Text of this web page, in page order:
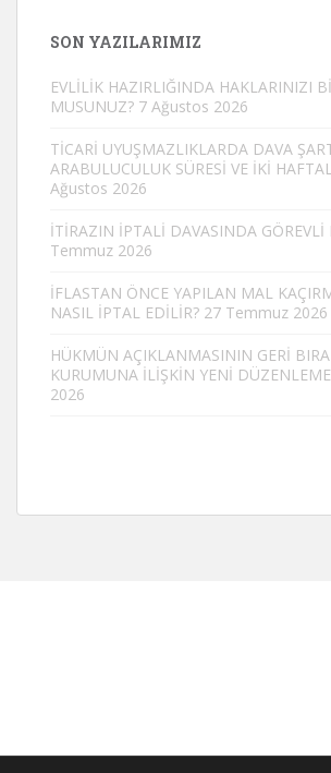
SON YAZILARIMIZ
EVLİLİK HAZIRLIĞINDA HAKLARINIZI
MUSUNUZ? 7 Ağustos 2026
TİCARİ UYUŞMAZLIKLARDA DAVA
ARABULUCULUK SÜRESİ VE İKİ
Ağustos 2026
İTİRAZIN İPTALİ DAVASINDA GÖREVLİ
Temmuz 2026
İFLASTAN ÖNCE YAPILAN MAL
NASIL İPTAL EDİLİR? 27 Temmuz 2026
HÜKMÜN AÇIKLANMASININ GERİ
KURUMUNA İLİŞKİN YENİ DÜZENLEME
2026